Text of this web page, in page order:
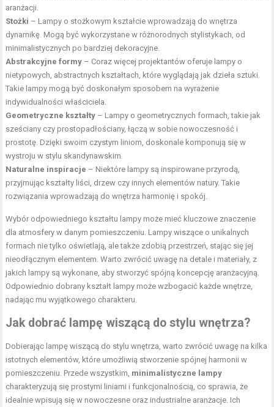
aranżacji.
Stożki – Lampy o stożkowym kształcie wprowadzają do wnętrza
dynamikę. Mogą być wykorzystane w różnorodnych stylistykach, od
minimalistycznych po bardziej dekoracyjne.
Abstrakcyjne formy – Coraz więcej projektantów oferuje lampy o
nietypowych, abstractnych kształtach, które wyglądają jak dzieła sztuki.
Takie lampy mogą być doskonałym sposobem na wyrażenie
indywidualności właściciela.
Geometryczne kształty – Lampy o geometrycznych formach, takie jak
sześciany czy prostopadłościany, łączą w sobie nowoczesność i
prostotę. Dzięki swoim czystym liniom, doskonale komponują się w
wystroju w stylu skandynawskim.
Naturalne inspiracje – Niektóre lampy są inspirowane przyrodą,
przyjmując kształty liści, drzew czy innych elementów natury. Takie
rozwiązania wprowadzają do wnętrza harmonię i spokój.
Wybór odpowiedniego kształtu lampy może mieć kluczowe znaczenie
dla atmosfery w danym pomieszczeniu. Lampy wiszące o unikalnych
formach nie tylko oświetlają, ale także zdobią przestrzeń, stając się jej
nieodłącznym elementem. Warto zwrócić uwagę na detale i materiały, z
jakich lampy są wykonane, aby stworzyć spójną koncepcję aranżacyjną.
Odpowiednio dobrany kształt lampy może wzbogacić każde wnętrze,
nadając mu wyjątkowego charakteru.
Jak dobrać lampę wiszącą do stylu wnętrza?
Dobierając lampę wiszącą do stylu wnętrza, warto zwrócić uwagę na kilka
istotnych elementów, które umożliwią stworzenie spójnej harmonii w
pomieszczeniu. Przede wszystkim, minimalistyczne lampy
charakteryzują się prostymi liniami i funkcjonalnością, co sprawia, że
idealnie wpisują się w nowoczesne oraz industrialne aranżacje. Ich